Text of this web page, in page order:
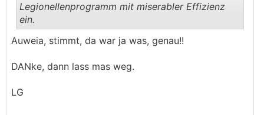
..
Legionellenprogramm mit miserabler Effizienz
ein.
Auweia, stimmt, da war ja was, genau!!
DANke, dann lass mas weg.
LG